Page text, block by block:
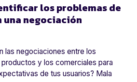
los problemas de
una negociación
las negociaciones entre los
y los comerciales para
de tus usuarios? Mala